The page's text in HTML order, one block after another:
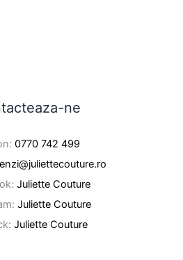
ne
0770 742 499
Juliette Couture
Juliette Couture
Juliette Couture